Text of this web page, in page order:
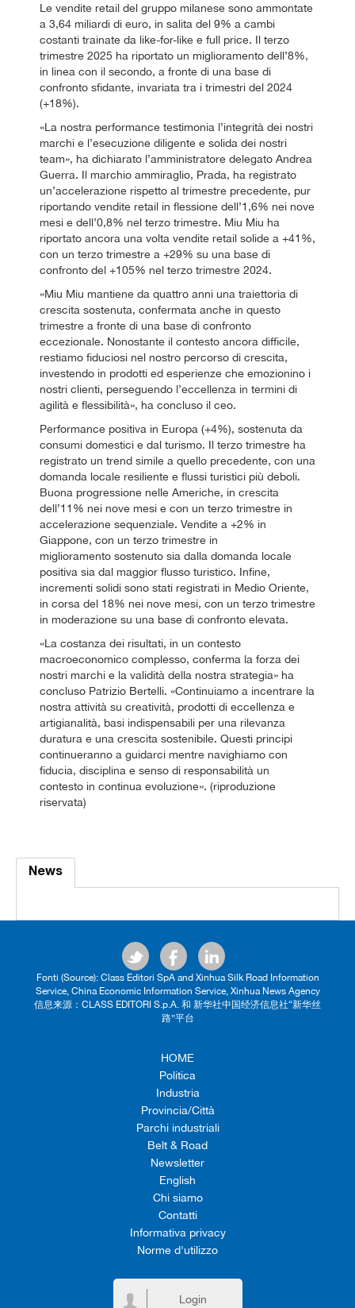
Le vendite retail del gruppo milanese sono ammontate
a 3,64 miliardi di euro, in salita del 9% a cambi
costanti trainate da like-for-like e full price. Il terzo
trimestre 2025 ha riportato un miglioramento dell’8%,
in linea con il secondo, a fronte di una base di
confronto sfidante, invariata tra i trimestri del 2024
(+18%).
«La nostra performance testimonia l’integrità dei nostri
marchi e l’esecuzione diligente e solida dei nostri
team», ha dichiarato l’amministratore delegato Andrea
Guerra. Il marchio ammiraglio, Prada, ha registrato
un’accelerazione rispetto al trimestre precedente, pur
riportando vendite retail in flessione dell’1,6% nei nove
mesi e dell’0,8% nel terzo trimestre. Miu Miu ha
riportato ancora una volta vendite retail solide a +41%,
con un terzo trimestre a +29% su una base di
confronto del +105% nel terzo trimestre 2024.
«Miu Miu mantiene da quattro anni una traiettoria di
crescita sostenuta, confermata anche in questo
trimestre a fronte di una base di confronto
eccezionale. Nonostante il contesto ancora difficile,
restiamo fiduciosi nel nostro percorso di crescita,
investendo in prodotti ed esperienze che emozionino i
nostri clienti, perseguendo l’eccellenza in termini di
agilità e flessibilità», ha concluso il ceo.
Performance positiva in Europa (+4%), sostenuta da
consumi domestici e dal turismo. Il terzo trimestre ha
registrato un trend simile a quello precedente, con una
domanda locale resiliente e flussi turistici più deboli.
Buona progressione nelle Americhe, in crescita
dell’11% nei nove mesi e con un terzo trimestre in
accelerazione sequenziale. Vendite a +2% in
Giappone, con un terzo trimestre in
miglioramento sostenuto sia dalla domanda locale
positiva sia dal maggior flusso turistico. Infine,
incrementi solidi sono stati registrati in Medio Oriente,
in corsa del 18% nei nove mesi, con un terzo trimestre
in moderazione su una base di confronto elevata.
«La costanza dei risultati, in un contesto
macroeconomico complesso, conferma la forza dei
nostri marchi e la validità della nostra strategia» ha
concluso Patrizio Bertelli. «Continuiamo a incentrare la
nostra attività su creatività, prodotti di eccellenza e
artigianalità, basi indispensabili per una rilevanza
duratura e una crescita sostenibile. Questi principi
continueranno a guidarci mentre navighiamo con
fiducia, disciplina e senso di responsabilità un
contesto in continua evoluzione». (riproduzione
riservata)
News
Fonti (Source): Class Editori SpA and Xinhua Silk Road Information
Service, China Economic Information Service, Xinhua News Agency
信息来源：CLASS EDITORI S.p.A. 和 新华社中国经济信息社“新华丝
路”平台
HOME
Politica
Industria
Provincia/Città
Parchi industriali
Belt & Road
Newsletter
English
Chi siamo
Contatti
Informativa privacy
Norme d'utilizzo
Login